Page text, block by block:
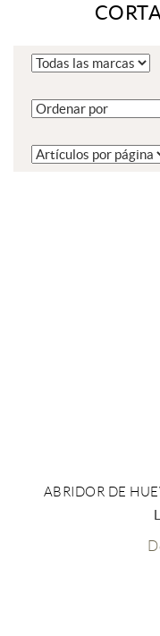
ABRIDOR DE